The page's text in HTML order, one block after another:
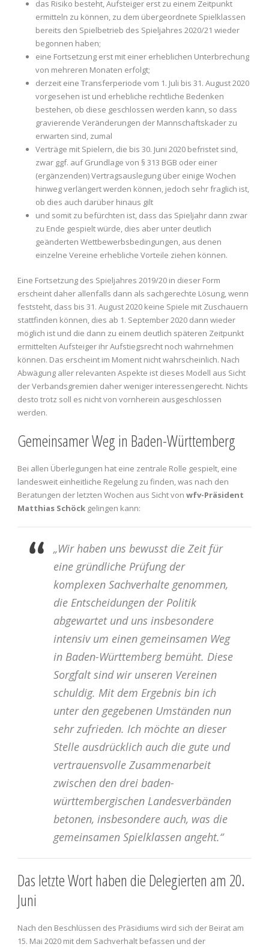
das Risiko besteht, Aufsteiger erst zu einem Zeitpunkt
ermitteln zu können, zu dem übergeordnete Spielklassen
bereits den Spielbetrieb des Spieljahres 2020/21 wieder
begonnen haben;
eine Fortsetzung erst mit einer erheblichen Unterbrechung
von mehreren Monaten erfolgt;
derzeit eine Transferperiode vom 1. Juli bis 31. August 2020
vorgesehen ist und erhebliche rechtliche Bedenken
bestehen, ob diese geschlossen werden kann, so dass
gravierende Veränderungen der Mannschaftskader zu
erwarten sind, zumal
Verträge mit Spielern, die bis 30. Juni 2020 befristet sind,
zwar ggf. auf Grundlage von § 313 BGB oder einer
(ergänzenden) Vertragsauslegung über einige Wochen
hinweg verlängert werden können, jedoch sehr fraglich ist,
ob dies auch darüber hinaus gilt
und somit zu befürchten ist, dass das Spieljahr dann zwar
zu Ende gespielt würde, dies aber unter deutlich
geänderten Wettbewerbsbedingungen, aus denen
einzelne Vereine erhebliche Vorteile ziehen können.
Eine Fortsetzung des Spieljahres 2019/20 in dieser Form
erscheint daher allenfalls dann als sachgerechte Lösung, wenn
feststeht, dass bis 31. August 2020 keine Spiele mit Zuschauern
stattfinden können, dies ab 1. September 2020 dann wieder
möglich ist und die dann zu einem deutlich späteren Zeitpunkt
ermittelten Aufsteiger ihr Aufstiegsrecht noch wahrnehmen
können. Das erscheint im Moment nicht wahrscheinlich. Nach
Abwägung aller relevanten Aspekte ist dieses Modell aus Sicht
der Verbandsgremien daher weniger interessengerecht. Nichts
desto trotz soll es nicht von vornherein ausgeschlossen
werden.
Gemeinsamer Weg in Baden-Württemberg
Bei allen Überlegungen hat eine zentrale Rolle gespielt, eine
landesweit einheitliche Regelung zu finden, was nach den
Beratungen der letzten Wochen aus Sicht von wfv-Präsident
Matthias Schöck gelingen kann:
„Wir haben uns bewusst die Zeit für
eine gründliche Prüfung der
komplexen Sachverhalte genommen,
die Entscheidungen der Politik
abgewartet und uns insbesondere
intensiv um einen gemeinsamen Weg
in Baden-Württemberg bemüht. Diese
Sorgfalt sind wir unseren Vereinen
schuldig. Mit dem Ergebnis bin ich
unter den gegebenen Umständen nun
sehr zufrieden. Ich möchte an dieser
Stelle ausdrücklich auch die gute und
vertrauensvolle Zusammenarbeit
zwischen den drei baden-
württembergischen Landesverbänden
betonen, insbesondere auch, was die
gemeinsamen Spielklassen angeht.“
Das letzte Wort haben die Delegierten am 20.
Juni
Nach den Beschlüssen des Präsidiums wird sich der Beirat am
15. Mai 2020 mit dem Sachverhalt befassen und der